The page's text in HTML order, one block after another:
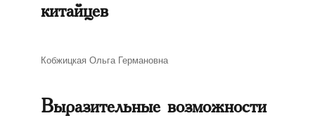
китайцев
Автор
Кобжицкая Ольга Германовна
Выразительные возможности